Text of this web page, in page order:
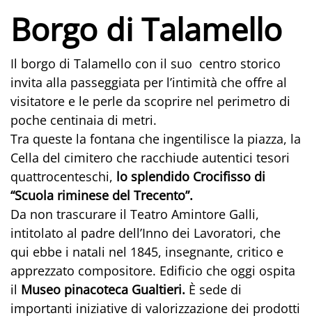
Borgo di Talamello
Il borgo di Talamello con il suo centro storico
invita alla passeggiata per l’intimità che offre al
visitatore e le perle da scoprire nel perimetro di
poche centinaia di metri.
Tra queste la fontana che ingentilisce la piazza, la
Cella del cimitero che racchiude autentici tesori
quattrocenteschi, lo splendido Crocifisso di
“Scuola riminese del Trecento”.
Da non trascurare il Teatro Amintore Galli,
intitolato al padre dell’Inno dei Lavoratori, che
qui ebbe i natali nel 1845, insegnante, critico e
apprezzato compositore. Edificio che oggi ospita
il Museo pinacoteca Gualtieri. È sede di
importanti iniziative di valorizzazione dei prodotti